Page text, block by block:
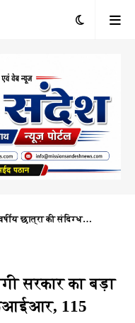
छात्रा की संदिग्ध
सरकार का बड़ा
115